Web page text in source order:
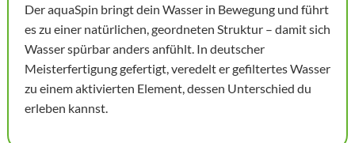
Der aquaSpin bringt dein Wasser in Bewegung und führt
es zu einer natürlichen, geordneten Struktur – damit sich
Wasser spürbar anders anfühlt. In deutscher
Meisterfertigung gefertigt, veredelt er gefiltertes Wasser
zu einem aktivierten Element, dessen Unterschied du
erleben kannst.